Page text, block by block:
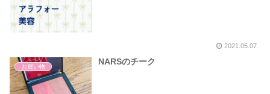
2021.05.07
お買い物
NARSのチーク